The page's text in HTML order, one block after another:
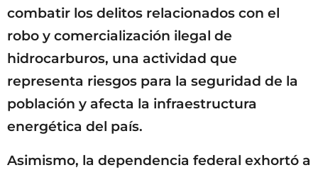
combatir los delitos relacionados con el
robo y comercialización ilegal de
hidrocarburos, una actividad que
representa riesgos para la seguridad de la
población y afecta la infraestructura
energética del país.
Asimismo, la dependencia federal exhortó a